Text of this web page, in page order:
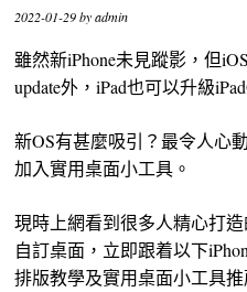
2022-01-29byadmin
雖然新iPhone未見蹤影，但
update外，iPad也可以升級
新OS有甚麼吸引？最令人心
加入實用桌面小工具。
現時上網看到很多人精心打
自訂桌面，立即跟着以下
排版教學及實用桌面小工具